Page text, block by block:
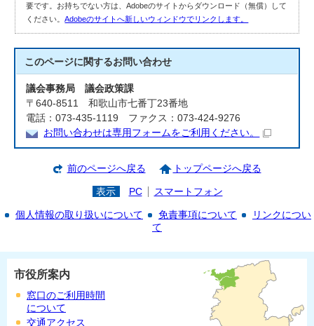
要です。お持ちでない方は、Adobeのサイトからダウンロード（無償）して
ください。Adobeのサイトへ新しいウィンドウでリンクします。
このページに関するお問い合わせ
議会事務局 議会政策課
〒640-8511 和歌山市七番丁23番地
電話：073-435-1119 ファクス：073-424-9276
お問い合わせは専用フォームをご利用ください。
前のページへ戻る トップページへ戻る
表示 PC スマートフォン
個人情報の取り扱いについて 免責事項について
リンクについ
て
市役所案内
窓口のご利用時間
について
交通アクセス